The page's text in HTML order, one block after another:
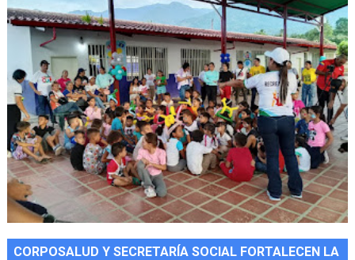
CORPOSALUD Y SECRETARÍA SOCIAL FORTALECEN LA